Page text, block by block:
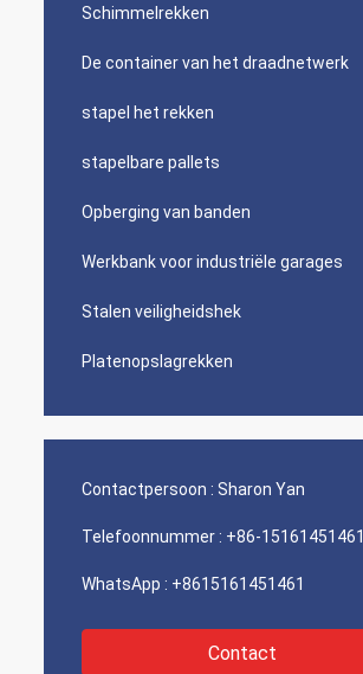
Schimmelrekken
De container van het draadnetwerk
stapel het rekken
stapelbare pallets
Opberging van banden
Werkbank voor industriële garages
Stalen veiligheidshek
Platenopslagrekken
Contactpersoon : Sharon Yan
Telefoonnummer : +86-15161451461
WhatsApp : +8615161451461
Contact